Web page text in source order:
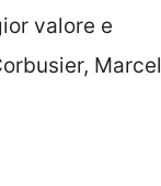
valore e
Marcel